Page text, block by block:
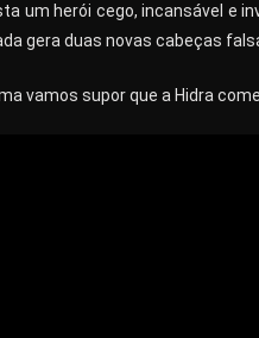
um herói cego, incansável e
gera duas novas cabeças
vamos supor que a Hidra